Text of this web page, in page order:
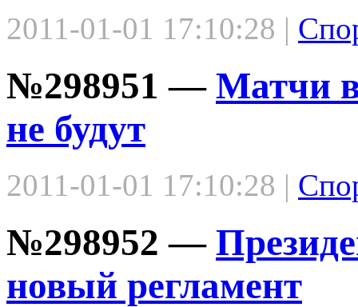
2011-01-01 17:10:28 |
№298951 — Матчи
не будут
2011-01-01 17:10:28 |
№298952 —
новый регламент